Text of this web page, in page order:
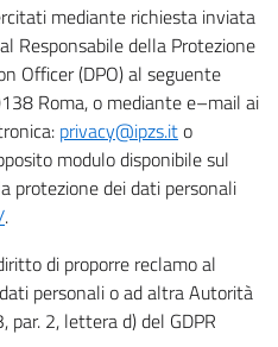
mediante richiesta inviata
Responsabile della Protezione
Officer (DPO) al seguente
Roma, o mediante e–mail ai
privacy@ipzs.ito
modulo disponibile sul
protezione dei dati personali
.
di proporre reclamo al
personali o ad altra Autorità
par. 2, lettera d) del GDPR